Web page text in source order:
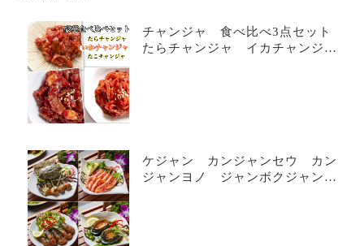
チャンジャ 食べ比べ3点セット
たらチャンジャ イカチャンジ
ケジャン カンジャンセウ カン
ジャンヨノ ジャンボクジャン